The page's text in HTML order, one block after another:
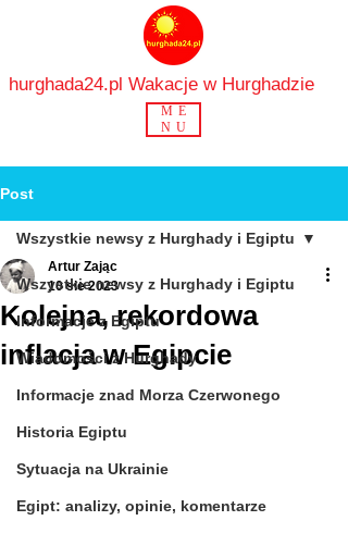
hurghada24.pl Wakacje w Hurghadzie
ME
NU
Post
Wszystkie newsy z Hurghady i Egiptu
Informacje z Egiptu
Wiadomości z Hurghady
Informacje znad Morza Czerwonego
Historia Egiptu
Sytuacja na Ukrainie
Egipt: analizy, opinie, komentarze
Wszystkie newsy z Hurghady i Egiptu
Kolejna, rekordowa
inflacja w Egipcie
Artur Zając
10 sie 2023